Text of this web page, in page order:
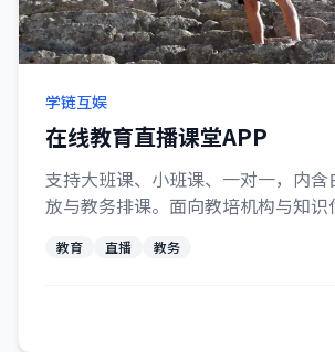
学链互娱
在线教育直播课堂APP
支持大班课、小班课、一对一，内含
放与教务排课。面向教培机构与知识
教育 直播 教务